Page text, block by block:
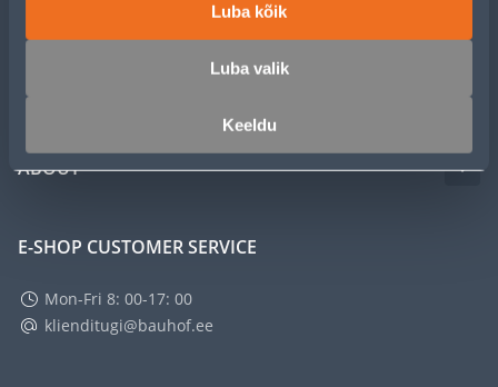
Luba kõik
Luba valik
Keeldu
SERVICE
MASTERS CLUB
ABOUT
E-SHOP CUSTOMER SERVICE
Mon-Fri 8: 00-17: 00
klienditugi@bauhof.ee